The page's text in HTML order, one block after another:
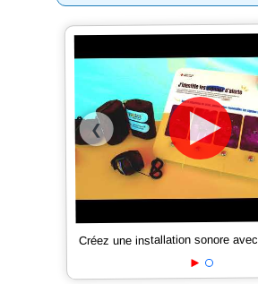
❮
Créez une installation sonore avec